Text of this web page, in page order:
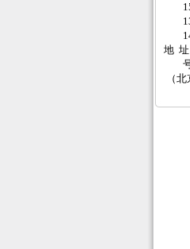
地 址
号
（